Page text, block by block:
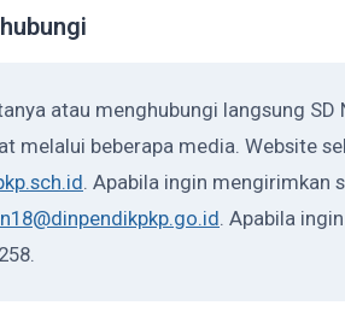
atau menghubungi langsung SD
melalui beberapa media. Website
. Apabila ingin mengirimkan
. Apabila